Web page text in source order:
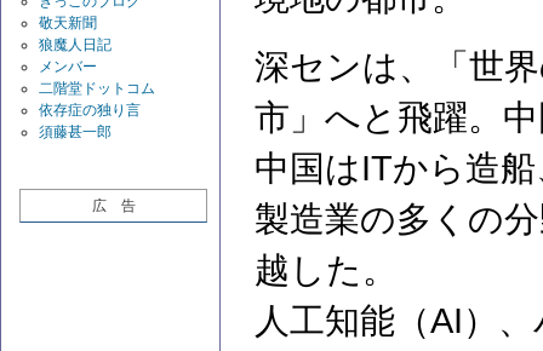
敬天新聞
狼魔人日記
メンバー
二階堂ドットコム
依存症の独り言
須藤甚一郎
広 告
深センは、「世
市」へと飛躍。
中国はITから造
製造業の多くの
越した。
人工知能（AI）